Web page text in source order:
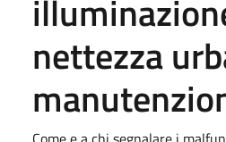
nettezza